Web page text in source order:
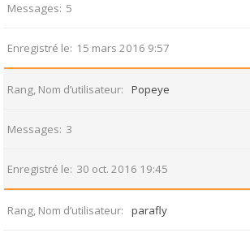
Messages 5
Enregistré le 15 mars 2016 9:57
Rang, Nom d’utilisateur Popeye
Messages 3
Enregistré le 30 oct. 2016 19:45
Rang, Nom d’utilisateur parafly